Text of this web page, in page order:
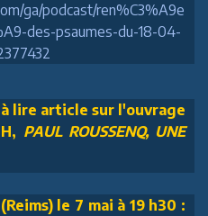
ga/podcast/ren%C3%A9e
des-psaumes-du-18-04-
à lire article sur l'ouvrage
PAUL ROUSSENQ, UNE
le 7 mai à 19 h30 :